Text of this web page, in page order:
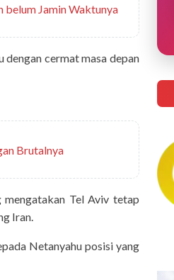
belum Jamin Waktunya
cermat masa depan
Brutalnya
Tel Aviv tetap
Iran.
Netanyahu posisi yang